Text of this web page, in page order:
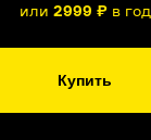
или 2999 ₽в год
Купить